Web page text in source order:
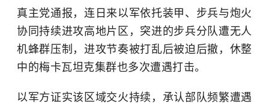
真主党通报，连日来以军依托装甲、步兵与炮火
协同持续进攻高地片区，突进的步兵分队遭无人
机蜂群压制，进攻节奏被打乱后被迫后撤，休整
中的梅卡瓦坦克集群也多次遭遇打击。
以军方证实该区域交火持续，承认部队频繁遭遇